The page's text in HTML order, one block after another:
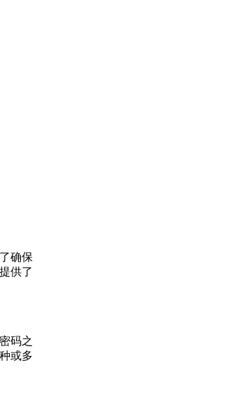
确保
供了
码之
或多